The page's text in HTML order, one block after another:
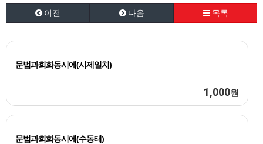
이전 다음 목록
문법과회화동시에(시제일치)
1,000원
문법과회화동시에(수동태)